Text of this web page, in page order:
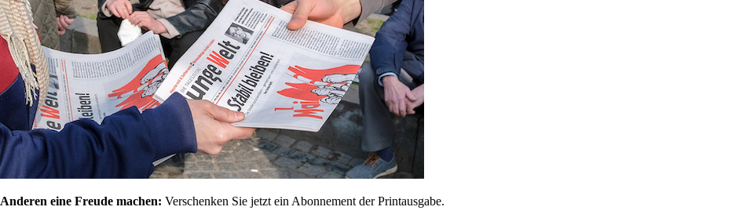
Anderen eine Freude machen: Verschenken Sie jetzt ein Abonnement der Printausgabe.